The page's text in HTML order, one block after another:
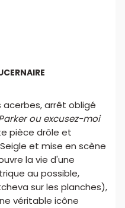
arrêt obligé
ou excusez-moi
pièce drôle et
et mise en scène
la vie d'une
au possible,
sur les planches),
véritable icône